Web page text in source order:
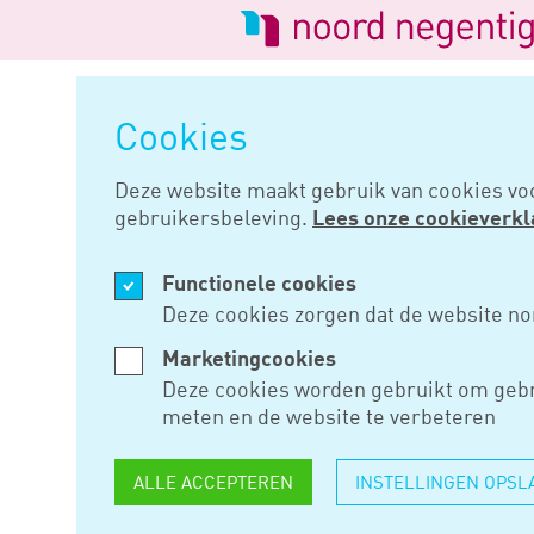
Cookies
Deze website maakt gebruik van cookies
gebruikersbeleving. Lees onze
Functionele cookies
Deze cookies zorgen dat de website
Marketingcookies
Deze cookies worden gebruikt om
meten en de website te verbeteren
ALLE ACCEPTEREN INSTELLINGEN
Logo
van
Noord
Negentig
Brief
MRT 07, 2023
BRIEF
OVER
De Belastingdienst geeft